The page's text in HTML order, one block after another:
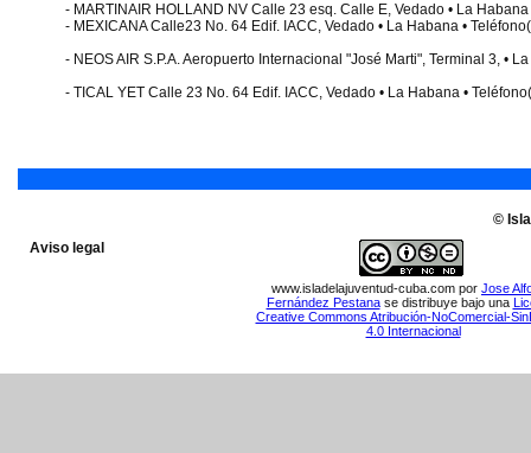
- MARTINAIR HOLLAND NV Calle 23 esq. Calle E, Vedado • La
- MEXICANA Calle23 No. 64 Edif. IACC, Vedado • La Habana •
- NEOS AIR S.P.A. Aeropuerto Internacional "José Marti", Terminal 3, •
- TICAL YET Calle 23 No. 64 Edif. IACC, Vedado • La Habana •
©
Aviso legal
www.isladelajuventud-cuba.com por Jose
Fernández Pestanase distribuye bajo una
Creative Commons Atribución-NoComercial-
4.0 Internacional